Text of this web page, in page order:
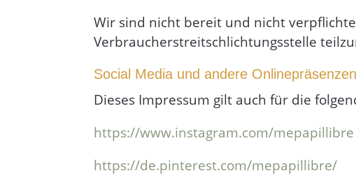
Wir sind nicht bereit und nicht
Verbraucherstreitschlichtungsstelle
Social Media und andere Onlinepräsenzen
Dieses Impressum gilt auch für die
https://www.instagram.com/mepapillibre
https://de.pinterest.com/mepapillibre/